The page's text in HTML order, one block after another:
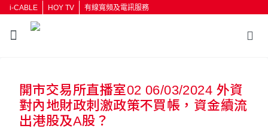
i-CABLE HOY TV 有線寬頻及電訊服務
按輸入鍵開始搜尋
開市交易所直播室02 06/03/2024 外資
對內地財政刺激政策不買帳，資金續流
出港股及A股？